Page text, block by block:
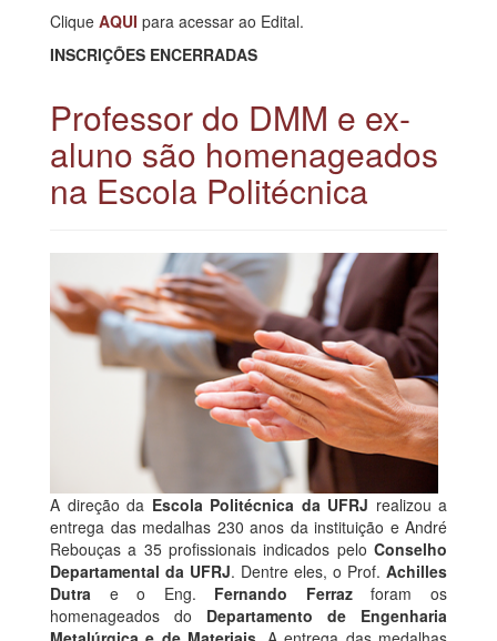
Clique AQUI para acessar ao Edital.
INSCRIÇÕES ENCERRADAS
Professor do DMM e ex-
aluno são homenageados
na Escola Politécnica
A direção da Escola Politécnica da UFRJ realizou a
entrega das medalhas 230 anos da instituição e André
Rebouças a 35 profissionais indicados pelo Conselho
Departamental da UFRJ. Dentre eles, o Prof. Achilles
Dutra e o Eng. Fernando Ferrazforam os
homenageados do Departamento de Engenharia